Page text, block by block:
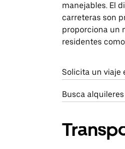
manejables. El
carreteras son
proporciona un
residentes
Solicita un viaje
Busca